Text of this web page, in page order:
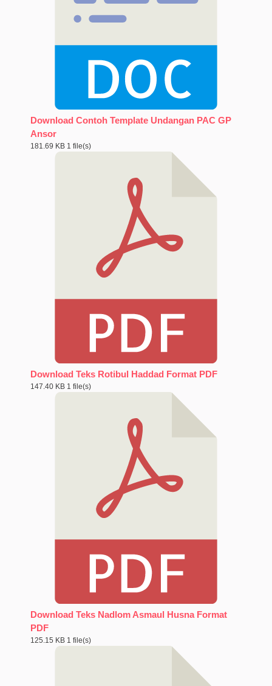
Download Contoh Template Undangan PAC GP
Ansor
181.69 KB 1 file(s)
Download Teks Rotibul Haddad Format PDF
147.40 KB 1 file(s)
Download Teks Nadlom Asmaul Husna Format
PDF
125.15 KB 1 file(s)